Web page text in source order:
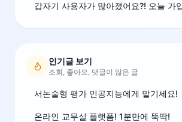
갑자기 사용자가 많아졌어요?! 오늘 가
인기글 보기
조회, 좋아요, 댓글이 많은 글
서논술형 평가 인공지능에게 맡기세요!
온라인 교무실 플랫폼! 1분만에 뚝딱!